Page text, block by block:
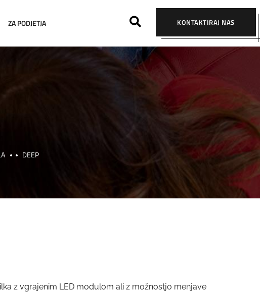
ZA PODJETJA KONTAKTIRAJ NAS
DEEP
z vgrajenim LED modulom ali z možnostjo menjave